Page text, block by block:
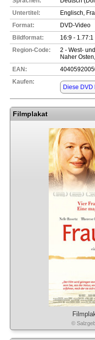
Untertitel:
Englisch,
Format:
DVD-Video
Bildformat:
16:9 - 1.77:1
Region-Code:
2 - West-
Naher
EAN:
Kaufen:
Diese DVD
Filmplakat
©